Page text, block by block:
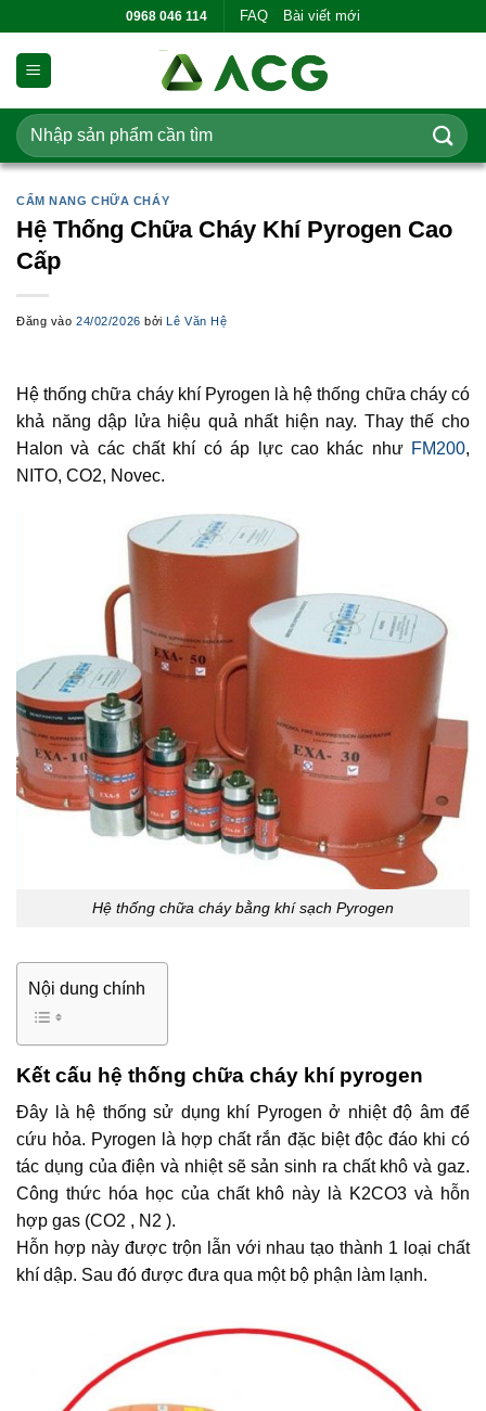
dung
0968 046 114 FAQ Bài viết mới
Tìm
kiếm:
CẨM NANG CHỮA CHÁY
Hệ Thống Chữa Cháy Khí Pyrogen Cao
Cấp
Đăng vào24/02/2026 bởiLê Văn Hệ
Hệ thống chữa cháy khí Pyrogen là hệ thống chữa cháy có
khả năng dập lửa hiệu quả nhất hiện nay. Thay thế cho
Halon và các chất khí có áp lực cao khác như FM200,
NITO, CO2, Novec.
Hệ thống chữa cháy bằng khí sạch Pyrogen
Nội dung chính
Kết cấu hệ thống chữa cháy khí pyrogen
Đây là hệ thống sử dụng khí Pyrogen ở nhiệt độ âm để
cứu hỏa. Pyrogen là hợp chất rắn đặc biệt độc đáo khi có
tác dụng của điện và nhiệt sẽ sản sinh ra chất khô và gaz.
Công thức hóa học của chất khô này là K2CO3 và hỗn
hợp gas (CO2 , N2 ).
Hỗn hợp này được trộn lẫn với nhau tạo thành 1 loại chất
khí dập. Sau đó được đưa qua một bộ phận làm lạnh.